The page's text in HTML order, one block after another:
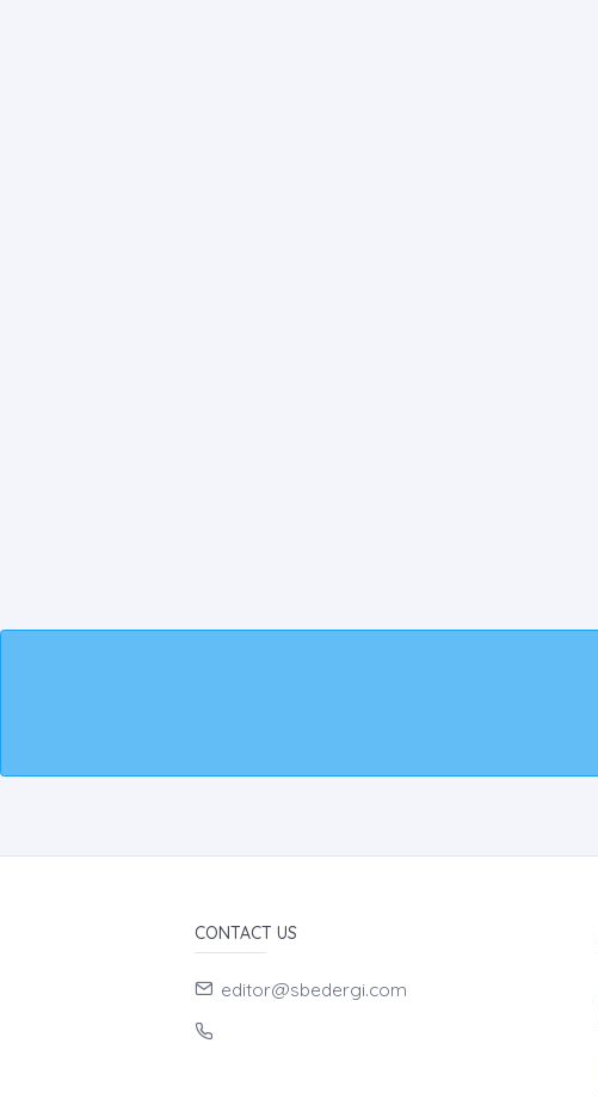
CONTACT US
editor@sbedergi.com